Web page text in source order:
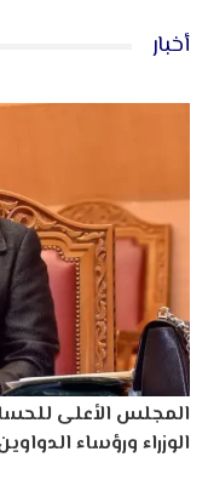
أخبار
المجلس الأعلى
الوزراء ورؤساء